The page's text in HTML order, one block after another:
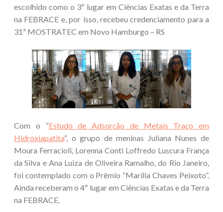
escolhido como o 3º lugar em Ciências Exatas e da Terra
na FEBRACE e, por isso, recebeu credenciamento para a
31ª MOSTRATEC em Novo Hamburgo – RS
Com o “Estudo de Adsorção de Metais Traço em
Hidroxiapatita“, o grupo de meninas Juliana Nunes de
Moura Ferracioli, Lorenna Conti Loffredo Luscura França
da Silva e Ana Luiza de Oliveira Ramalho, do Rio Janeiro,
foi contemplado com o Prêmio “Marília Chaves Peixoto”.
Ainda receberam o 4º lugar em Ciências Exatas e da Terra
na FEBRACE.